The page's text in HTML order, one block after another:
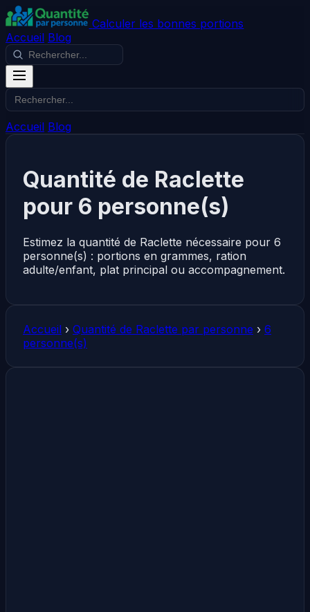
Calculer les bonnes portions
Accueil Blog
Accueil Blog
Quantité de Raclette
pour 6 personne(s)
Estimez la quantité de Raclette nécessaire pour 6
personne(s) : portions en grammes, ration
adulte/enfant, plat principal ou accompagnement.
Accueil › Quantité de Raclette par personne › 6
personne(s)